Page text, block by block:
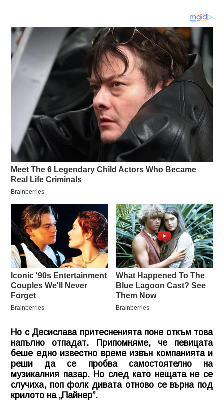
Но с Десислава притесненията поне откъм това
напълно отпадат. Припомняме, че певицата
беше едно известно време извън компанията и
реши да се пробва самостоятелно на
музикалния пазар. Но след като нещата не се
случиха, поп фолк дивата отново се върна под
крилото на „Пайнер”.